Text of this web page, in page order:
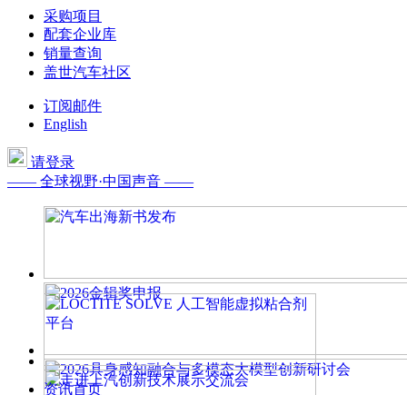
采购项目
配套企业库
销量查询
盖世汽车社区
订阅邮件
English
请登录
—— 全球视野·中国声音 ——
资讯首页